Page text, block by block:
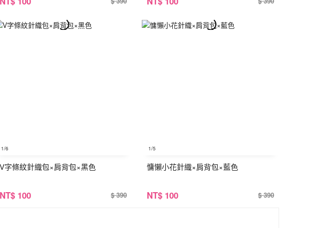
1/6
V字條紋針織包×肩背包×黑色
NT$ 100 $ 390
1/5
慵懶小花針織×肩背包×藍色
NT$ 100 $ 390